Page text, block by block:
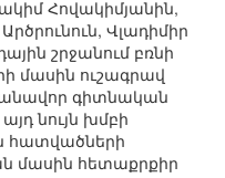
Հովակիմյանին,
Վլադիմիր
շրջանում բռնի
մասին ուշագրավ
գիտնական
նույն խմբի
հատվածների
մասին հետաքրքիր